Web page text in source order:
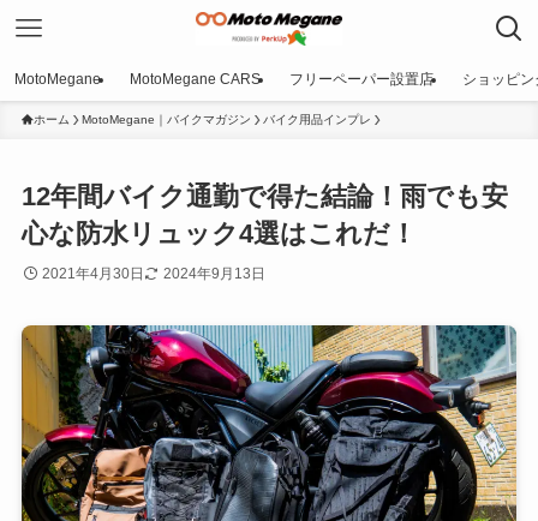
MotoMegane MotoMegane CARS フリーペーパー設置店 ショッピン
ホーム MotoMegane｜バイクマガジン バイク用品インプレ
12年間バイク通勤で得た結論！雨でも安
心な防水リュック4選はこれだ！
2021年4月30日 2024年9月13日